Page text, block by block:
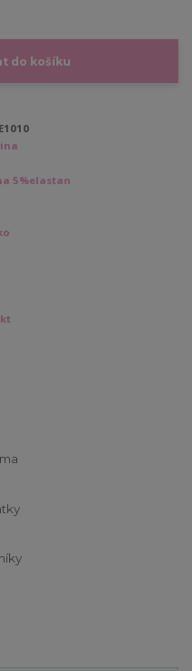
do košíku
5%elastan